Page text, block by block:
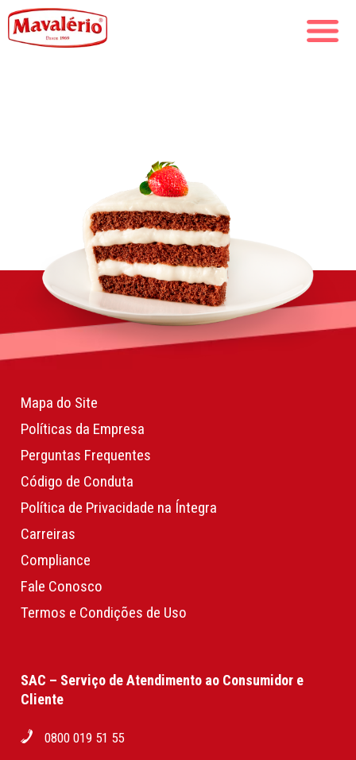
Mapa do Site
Políticas da Empresa
Perguntas Frequentes
Código de Conduta
Política de Privacidade na Íntegra
Carreiras
Compliance
Fale Conosco
Termos e Condições de Uso
SAC – Serviço de Atendimento ao Consumidor e
Cliente
0800 019 51 55